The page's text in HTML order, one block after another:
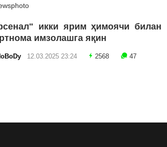
икки ярим ҳимоячи билан
имзолашга яқин
12.03.2025 23:24 2568 47